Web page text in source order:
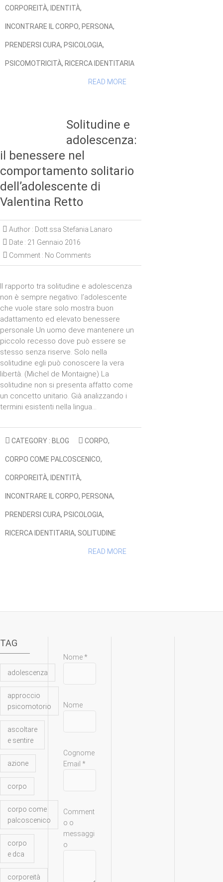
CORPOREITÀ, IDENTITÀ,
INCONTRARE IL CORPO, PERSONA,
PRENDERSI CURA, PSICOLOGIA,
PSICOMOTRICITÀ, RICERCA IDENTITARIA
READ MORE
Solitudine e
adolescenza:
il benessere nel
comportamento solitario
dell’adolescente di
Valentina Retto
Author : Dott.ssa Stefania Lanaro
Date : 21 Gennaio 2016
Comment : No Comments
Il rapporto tra solitudine e adolescenza
non è sempre negativo: l’adolescente
che vuole stare solo mostra buon
adattamento ed elevato benessere
personale Un uomo deve mantenere un
piccolo recesso dove può essere se
stesso senza riserve. Solo nella
solitudine egli può conoscere la vera
libertà. (Michel de Montaigne) La
solitudine non si presenta affatto come
un concetto unitario. Già analizzando i
termini esistenti nella lingua…
CATEGORY : BLOG CORPO,
CORPO COME PALCOSCENICO,
CORPOREITÀ, IDENTITÀ,
INCONTRARE IL CORPO, PERSONA,
PRENDERSI CURA, PSICOLOGIA,
RICERCA IDENTITARIA, SOLITUDINE
READ MORE
TAG
adolescenza
approccio
psicomotorio
ascoltare
e sentire
azione
corpo
corpo come
palcoscenico
corpo
e dca
corporeità
Nome *
Nome
Cognome
N
C
e
Email *
Comment
o o
messaggi
o